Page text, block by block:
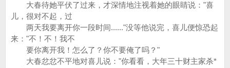
大春待她平伏了过来，才深情地注视着她的眼睛说："喜
儿，很对不起，过
两天我要离开你一段时间......"没等他说完，喜儿便惊恐起
来："不！不！我不
要你离开我！怎么了？你不要俺了吗？"
大春忿忿不平地对喜儿说："你看看，大年三十财主家杀*